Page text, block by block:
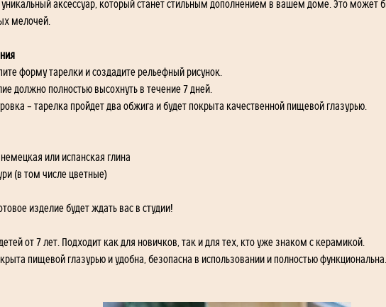
уникальный аксессуар, который станет стильным дополнением в вашем доме. Это может
мелочей.
форму тарелки и создадите рельефный рисунок.
должно полностью высохнуть в течение 7 дней.
– тарелка пройдет два обжига и будет покрыта качественной пищевой глазурью.
или испанская глина
(в том числе цветные)
изделие будет ждать вас в студии!
от 7 лет. Подходит как для новичков, так и для тех, кто уже знаком с керамикой.
пищевой глазурью и удобна, безопасна в использовании и полностью функциональна.